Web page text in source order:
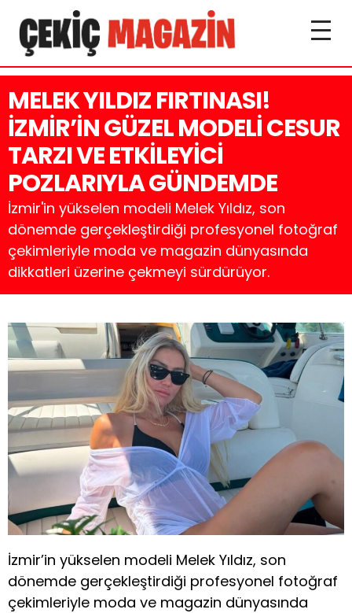
MELEK YILDIZ FIRTINASI!
İZMİR’İN GÜZEL MODELİ CESUR
TARZI VE ETKİLEYİCİ
POZLARIYLA GÜNDEMDE
İzmir'in yükselen modeli Melek Yıldız, son
dönemde gerçekleştirdiği profesyonel fotoğraf
çekimleriyle moda ve magazin dünyasında
dikkatleri üzerine çekmeyi sürdürüyor.
İzmir’in yükselen modeli Melek Yıldız, son
dönemde gerçekleştirdiği profesyonel fotoğraf
çekimleriyle moda ve magazin dünyasında